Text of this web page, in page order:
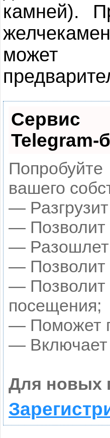
камней).
может
Сервис
Telegram-
вашего
—
— Позволит
— Разошлет
— Позволит
— Позволит
посещения;
— Поможет
— Включает
Для новых